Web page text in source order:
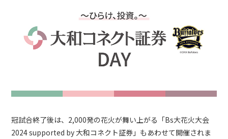
冠試合終了後は、2,000発の花火が舞い上がる「Bs大花火大会
2024 supported by 大和コネクト証券」もあわせて開催されま